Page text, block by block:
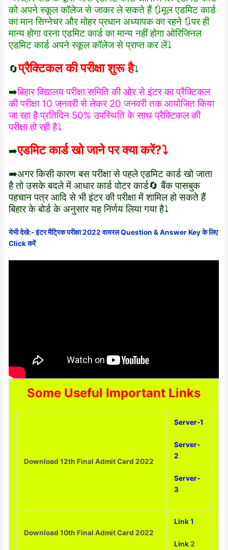
को अपने स्कूल कॉलेज से जाकर ले सकते हैं 🔃मूल एडमिट कार्ड
का मान सिग्नेचर और मोहर प्रधान अध्यापक का रहने 🔃पर ही
मान्य होगा वरना एडमिट कार्ड का मान्य नहीं होगा ओरिजिनल
एडमिट कार्ड अपने स्कूल कॉलेज से प्राप्त कर लें⤵️
🔄प्रैक्टिकल की परीक्षा शुरू है⤵️
➡️बिहार विद्यालय परीक्षा समिति की ओर से इंटर का प्रैक्टिकल
की परीक्षा 10 जनवरी से लेकर 20 जनवरी तक आयोजित किया
जा रहा है प्रतिदिन 50% उपस्थिति के साथ प्रैक्टिकल की
परीक्षा हो रही है⤵️
➡️एडमिट कार्ड खो जाने पर क्या करें?⤵️
➡️अगर किसी कारण बस परीक्षा से पहले एडमिट कार्ड खो जाता
है तो उसके बदले में आधार कार्ड वोटर कार्ड🔄 बैंक पासबुक
पहचान पत्र आदि से भी इंटर की परीक्षा में शामिल हो सकते हैं
बिहार के बोर्ड के अनुसार यह निर्णय लिया गया है⤵️
येभी देखे:- इंटर मैट्रिक परीक्षा 2022 वायरल Question & Answer Key के लिए
Click करें
Some Useful Important Links
Download 12th Final Admit Card 2022
Server-1
Server-
2
Server-
3
Download 10th Final Admit Card 2022
Link 1
Link2